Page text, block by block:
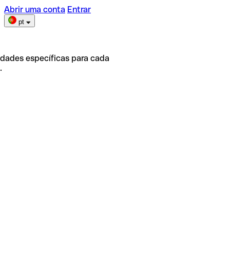
Abrir uma conta Entrar
pt
específicas para cada